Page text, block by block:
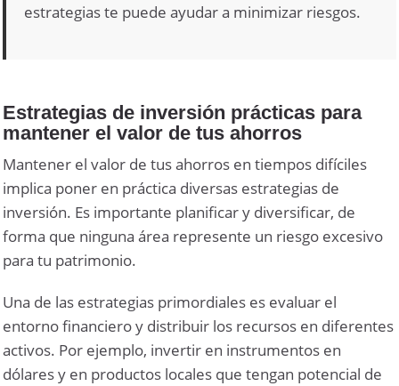
estrategias te puede ayudar a minimizar riesgos.
Estrategias de inversión prácticas para
mantener el valor de tus ahorros
Mantener el valor de tus ahorros en tiempos difíciles
implica poner en práctica diversas estrategias de
inversión. Es importante planificar y diversificar, de
forma que ninguna área represente un riesgo excesivo
para tu patrimonio.
Una de las estrategias primordiales es evaluar el
entorno financiero y distribuir los recursos en diferentes
activos. Por ejemplo, invertir en instrumentos en
dólares y en productos locales que tengan potencial de